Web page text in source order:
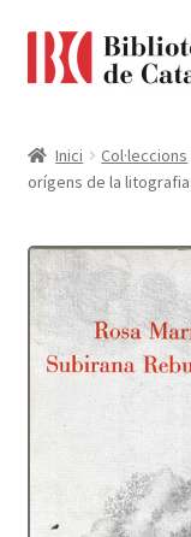
Accessibilitat
Cistella
El meu compte
Finalitzar compra
Payment
Inici Col·leccions
orígens de la litografia